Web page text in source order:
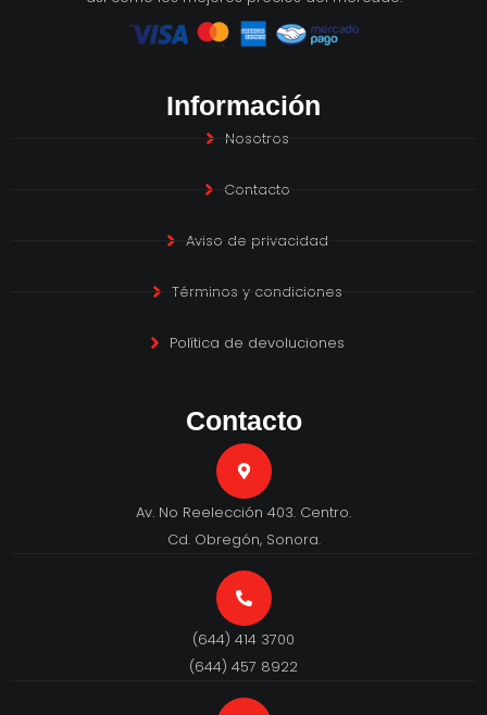
Información
Nosotros
Contacto
Aviso de privacidad
Términos y condiciones
Política de devoluciones
Contacto
Av. No Reelección 403. Centro.
Cd. Obregón, Sonora.
(644) 414 3700
(644) 457 8922